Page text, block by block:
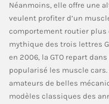
Néanmoins, elle offre une
veulent profiter d’un
comportement routier plus
mythique des trois lettres
en 2006, la GTO repart
popularisé les muscle
amateurs de belles
modèles classiques des